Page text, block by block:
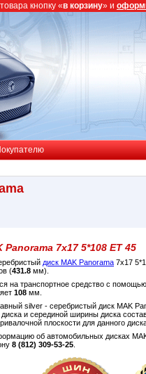
7x17 5*108 ET 45
диск MAK Panorama 7x17
(431.8 мм).
на транспортное средство с помощью
108 мм.
silver - серебристый диск MAK
и серединой ширины диска
плоскости для данного
об автомобильных дисках
8 (812) 309-53-25
кнопку «в корзину» и